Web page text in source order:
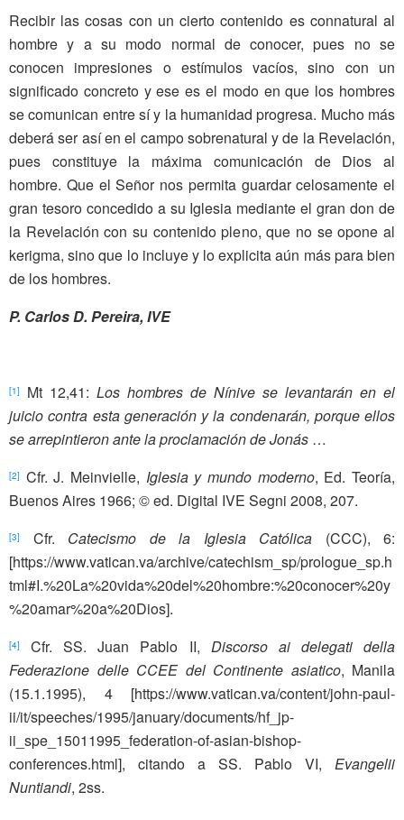
Recibir las cosas con un cierto contenido es connatural al
hombre y a su modo normal de conocer, pues no se
conocen impresiones o estímulos vacíos, sino con un
significado concreto y ese es el modo en que los hombres
se comunican entre sí y la humanidad progresa. Mucho más
deberá ser así en el campo sobrenatural y de la Revelación,
pues constituye la máxima comunicación de Dios al
hombre. Que el Señor nos permita guardar celosamente el
gran tesoro concedido a su Iglesia mediante el gran don de
la Revelación con su contenido pleno, que no se opone al
kerigma, sino que lo incluye y lo explicita aún más para bien
de los hombres.
P. Carlos D. Pereira, IVE
[1] Mt 12,41: Los hombres de Nínive se levantarán en el
juicio contra esta generación y la condenarán, porque ellos
se arrepintieron ante la proclamación de Jonás …
[2] Cfr. J. Meinvielle, Iglesia y mundo moderno, Ed. Teoría,
Buenos Aires 1966; © ed. Digital IVE Segni 2008, 207.
[3] Cfr. Catecismo de la Iglesia Católica (CCC), 6:
[https://www.vatican.va/archive/catechism_sp/prologue_sp.h
tml#I.%20La%20vida%20del%20hombre:%20conocer%20y
%20amar%20a%20Dios].
[4] Cfr. SS. Juan Pablo II, Discorso ai delegati della
Federazione delle CCEE del Continente asiatico, Manila
(15.1.1995), 4 [https://www.vatican.va/content/john-paul-
ii/it/speeches/1995/january/documents/hf_jp-
ii_spe_15011995_federation-of-asian-bishop-
conferences.html], citando a SS. Pablo VI, Evangelii
Nuntiandi, 2ss.